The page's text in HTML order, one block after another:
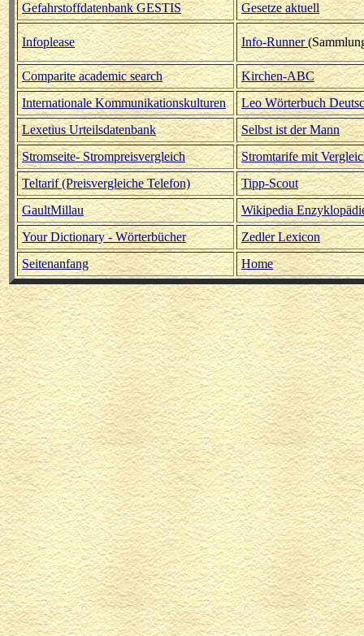
Gefahrstoffdatenbank GESTIS
Gesetze aktuell
Infoplease Info-Runner
Comparite academic search
Kirchen-ABC
Internationale Kommunikationskulturen
Leo Wörterbuch
Lexetius Urteilsdatenbank
Selbst ist der Mann
Stromseite- Strompreisvergleich
Stromtarife mit
Teltarif (Preisvergleiche Telefon)
Tipp-Scout
GaultMillau
Wikipedia
Your Dictionary - Wörterbücher
Zedler Lexicon
Seitenanfang
Home